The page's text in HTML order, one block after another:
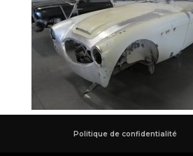
Politique de confidentialité